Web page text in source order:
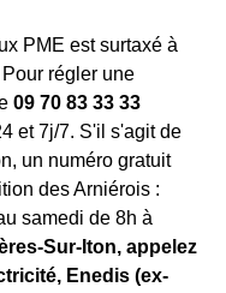
PME est surtaxé à
régler une
09 70 83 33 33
et 7j/7. S'il s'agit de
un numéro gratuit
des Arniérois :
samedi de 8h à
Sur-Iton, appelez
Enedis (ex-